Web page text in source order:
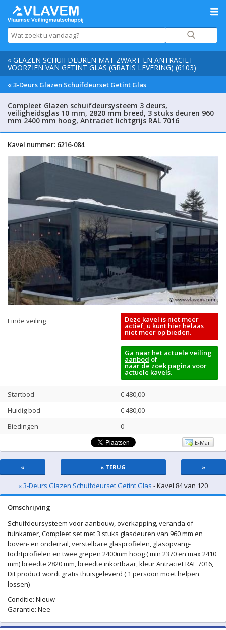
« GLAZEN SCHUIFDEUREN MAT ZWART EN ANTRACIET
VOORZIEN VAN GETINT GLAS (GRATIS LEVERING) (6103)
« 3-Deurs Glazen Schuifdeurset Getint Glas
Compleet Glazen schuifdeursysteem 3 deurs,
veiligheidsglas 10 mm, 2820 mm breed, 3 stuks deuren 960
mm 2400 mm hoog, Antraciet lichtgrijs RAL 7016
Kavel nummer: 6216-084
Einde veiling Deze kavel is niet meer
actief, u kunt hier helaas
niet meer op bieden.
Ga naar het actuele veiling
aanbod of
naar de zoek pagina voor
actuele kavels.
Startbod
€ 480,00
Huidig bod
€480,00
Biedingen
0
E-Mail
« « TERUG »
« 3-Deurs Glazen Schuifdeurset Getint Glas - Kavel 84 van 120
Omschrijving
Schuifdeursysteem voor aanbouw, overkapping, veranda of
tuinkamer, Compleet set met 3 stuks glasdeuren van 960 mm en
boven- en onderrail, verstelbare glasprofielen, glasopvang-
tochtprofielen en twee grepen 2400mm hoog ( min 2370 en max 2410
mm) breedte 2820 mm, breedte inkortbaar, kleur Antraciet RAL 7016,
Dit product wordt gratis thuisgeleverd ( 1 persoon moet helpen
lossen)
Conditie: Nieuw
Garantie: Nee